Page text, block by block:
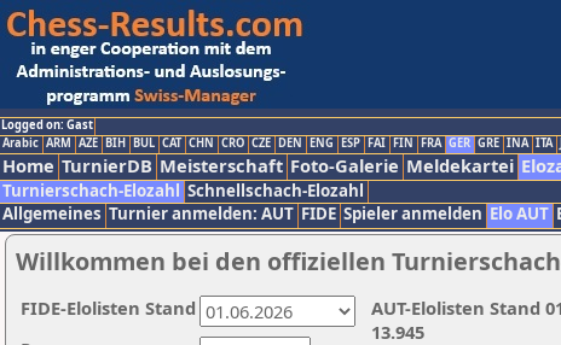
Logged on: Gast
Arabic ARM AZE BIH BUL CAT CHN CRO CZE DEN ENG ESP FAI FIN FRA GER GRE INA ITA
Home TurnierDB Meisterschaft Foto-Galerie Meldekartei
Turnierschach-Elozahl Schnellschach-Elozahl
Allgemeines Turnier anmelden: AUT FIDE Spieler anmelden Elo AUT
Willkommen bei den offiziellen
AUT-Elolisten Stand
13.945
FIDE-Elolisten Stand